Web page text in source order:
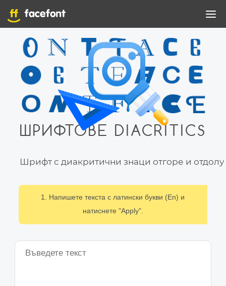
ШРИФТОВЕ DIACRITICS
Шрифт с диакритични знаци отгоре и отдолу
1. Напишете текста с латински букви (En) и
натиснете "Apply".